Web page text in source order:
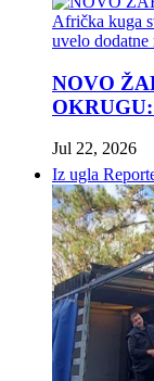
NOVO
Jul 22, 2026
Iz ugla